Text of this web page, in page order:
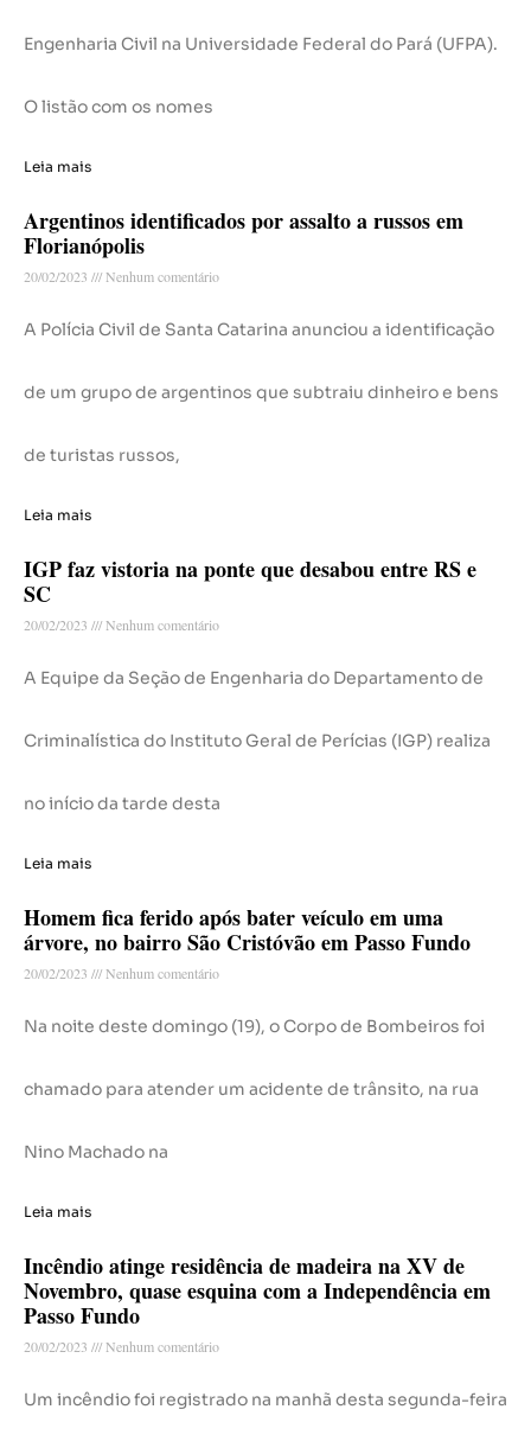
Engenharia Civil na Universidade Federal do Pará (UFPA).
O listão com os nomes
Leia mais
Argentinos identificados por assalto a russos em
Florianópolis
20/02/2023 Nenhum comentário
A Polícia Civil de Santa Catarina anunciou a identificação
de um grupo de argentinos que subtraiu dinheiro e bens
de turistas russos,
Leia mais
IGP faz vistoria na ponte que desabou entre RS e
SC
20/02/2023 Nenhum comentário
A Equipe da Seção de Engenharia do Departamento de
Criminalística do Instituto Geral de Perícias (IGP) realiza
no início da tarde desta
Leia mais
Homem fica ferido após bater veículo em uma
árvore, no bairro São Cristóvão em Passo Fundo
20/02/2023 Nenhum comentário
Na noite deste domingo (19), o Corpo de Bombeiros foi
chamado para atender um acidente de trânsito, na rua
Nino Machado na
Leia mais
Incêndio atinge residência de madeira na XV de
Novembro, quase esquina com a Independência em
Passo Fundo
20/02/2023 Nenhum comentário
Um incêndio foi registrado na manhã desta segunda-feira